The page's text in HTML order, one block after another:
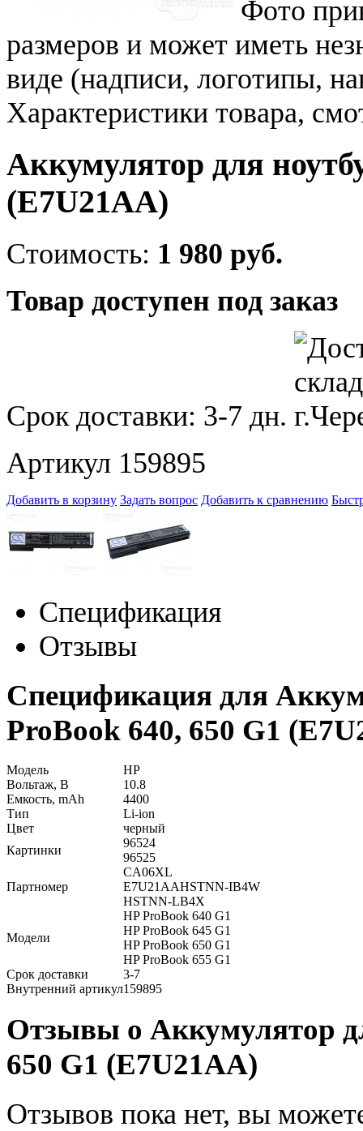
Фото
размеров и может иметь
виде (надписи, логотипы,
Характеристики товара,
Аккумулятор для
(E7U21AA)
Стоимость: 1 980 руб.
Товар доступен под заказ
Срок доставки: 3-7 дн.
Артикул 159895
Добавить в корзину Задать вопрос Добавить к сравнению
Спецификация
Отзывы
Спецификация для
ProBook 640, 650 G1
Модель
HP
Вольтаж, В
10.8
Емкость, mAh
4400
Тип
Li-ion
Цвет
черный
Картинки
96524
96525
Партномер
CA06XL
E7U21AAHSTNN-IB4W
HSTNN-LB4X
Модели
HP ProBook 640 G1
HP ProBook 645 G1
HP ProBook 650 G1
HP ProBook 655 G1
Срок доставки
3-7
Внутренний артикул159895
Отзывы о Аккумулятор
650 G1 (E7U21AA)
Отзывов пока нет, вы